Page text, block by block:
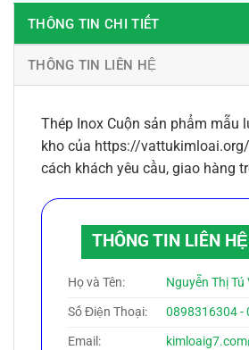
THÔNG TIN CHI TIẾT
THÔNG TIN LIÊN HỆ
Thép Inox Cuộn sản phẩm mẫu
kho của https://
cách khách yêu cầu, giao hàng
THÔNG TIN LIÊN HỆ
Họ và Tên:
Nguyễn Thị Tú
Số Điện Thoại:
0898316304 -
Email: